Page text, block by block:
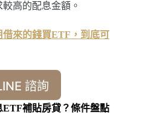
高的配息金額。
來的錢買ETF，到底可
諮詢
ETF補貼房貸？條件盤點